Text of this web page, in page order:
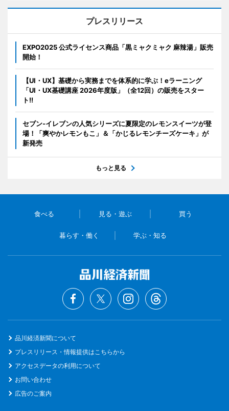
プレスリリース
EXPO2025 公式ライセンス商品「黒ミャクミャク 麻辣湯」販売
開始！
【UI・UX】基礎から実務までを体系的に学ぶ！eラーニング
「UI・UX基礎講座 2026年度版」（全12回）の販売をスター
ト!!
セブン‐イレブンの人気シリーズに夏限定のレモンスイーツが登
場！「爽やかレモンもこ」＆「かじるレモンチーズケーキ」が
新発売
もっと見る
食べる 見る・遊ぶ 買う
暮らす・働く 学ぶ・知る
品川経済新聞について
プレスリリース・情報提供はこちらから
アクセスデータの利用について
お問い合わせ
広告のご案内